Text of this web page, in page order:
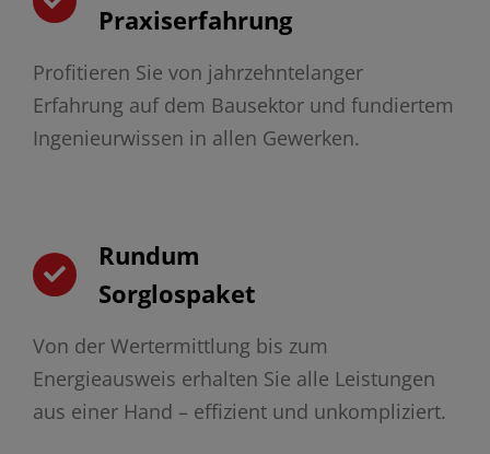
Praxiserfahrung
Profitieren Sie von jahrzehntelanger
Erfahrung auf dem Bausektor und fundiertem
Ingenieurwissen in allen Gewerken.
Rundum
Sorglospaket
Von der Wertermittlung bis zum
Energieausweis erhalten Sie alle Leistungen
aus einer Hand – effizient und unkompliziert.